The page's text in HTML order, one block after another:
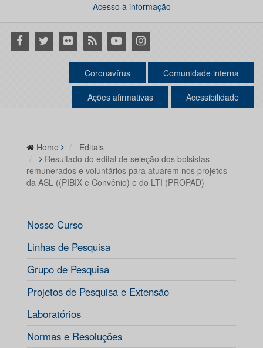
Acesso à informação
Facebook
Twitter Flickr RSS YoutubeInstagram
Coronavírus Comunidade interna
Ações afirmativas Acessibilidade
Home
Editais
Resultado do edital de seleção dos bolsistas
remunerados e voluntários para atuarem nos projetos
da ASL ((PIBIX e Convênio) e do LTI (PROPAD)
Nosso Curso
Linhas de Pesquisa
Grupo de Pesquisa
Projetos de Pesquisa e Extensão
Laboratórios
Normas e Resoluções